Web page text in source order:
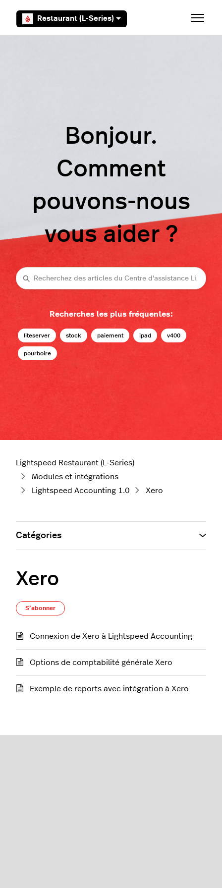
Restaurant (L-Series) Ouvrir/
Bonjour.
Comment
pouvons-nous
vous aider ?
Recherche
Recherches les plus fréquentes:
liteserver stock paiement ipad v400
pourboire
Lightspeed Restaurant (L-Series)
Modules et intégrations
Lightspeed Accounting 1.0
Xero
Xero
S’abonner
Connexion de Xero à Lightspeed Accounting
Options de comptabilité générale Xero
Exemple de reports avec intégration à Xero
Catégories